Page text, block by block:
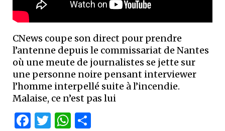
CNews coupe son direct pour prendre
l’antenne depuis le commissariat de Nantes
où une meute de journalistes se jette sur
une personne noire pensant interviewer
l’homme interpellé suite à l’incendie.
Malaise, ce n’est pas lui
Facebook
Twitter
WhatsApp